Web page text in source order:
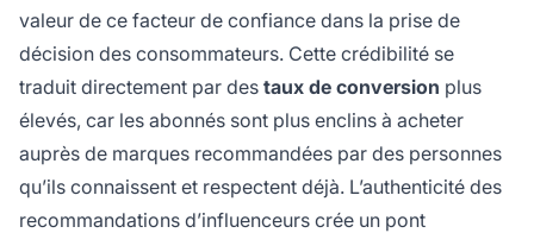
valeur de ce facteur de confiance dans la prise de
décision des consommateurs. Cette crédibilité se
traduit directement par des taux de conversion plus
élevés, car les abonnés sont plus enclins à acheter
auprès de marques recommandées par des personnes
qu’ils connaissent et respectent déjà. L’authenticité des
recommandations d’influenceurs crée un pont